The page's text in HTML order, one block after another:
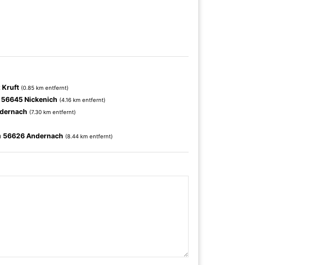
Kruft (0.85 km entfernt)
56645 Nickenich (4.16 km entfernt)
(7.30 km entfernt)
56626 Andernach (8.44 km entfernt)